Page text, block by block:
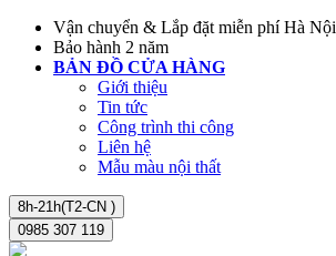
Vận chuyển & Lắp đặt miễn phí Hà Nội
Bảo hành 2 năm
BẢN ĐỒ CỬA HÀNG
Giới thiệu
Tin tức
Công trình thi công
Liên hệ
Mẫu màu nội thất
8h-21h(T2-CN )
0985 307 119